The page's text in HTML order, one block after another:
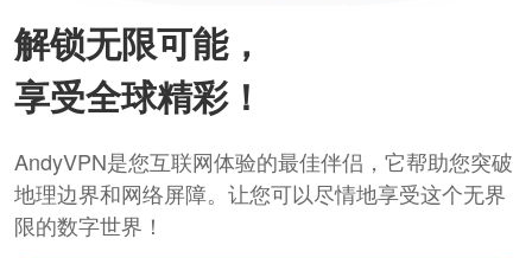
解锁无限可能，
享受全球精彩！
AndyVPN是您互联网体验的最佳伴侣，它帮助您突破
地理边界和网络屏障。让您可以尽情地享受这个无界
限的数字世界！